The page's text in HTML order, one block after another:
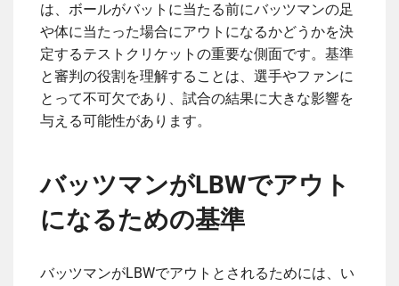
は、ボールがバットに当たる前にバッツマンの足
や体に当たった場合にアウトになるかどうかを決
定するテストクリケットの重要な側面です。基準
と審判の役割を理解することは、選手やファンに
とって不可欠であり、試合の結果に大きな影響を
与える可能性があります。
バッツマンがLBWでアウト
になるための基準
バッツマンがLBWでアウトとされるためには、い